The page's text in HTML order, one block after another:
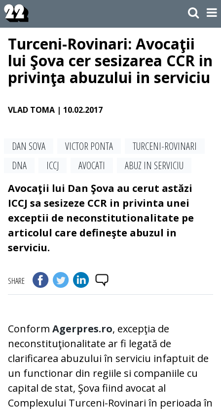
Turceni-Rovinari: Avocaţii
lui Şova cer sesizarea CCR in
privinţa abuzului in serviciu
VLAD TOMA | 10.02.2017
DAN SOVA VICTOR PONTA
TURCENI-ROVINARI
DNA
ICCJ AVOCATI
ABUZ IN SERVICIU
Avocaţii lui Dan Şova au cerut astăzi
ICCJ sa sesizeze CCR in privinta unei
exceptii de neconstitutionalitate pe
articolul care defineşte abuzul in
serviciu.
SHARE
Conform Agerpres.ro, excepţia de
neconstituţionalitate ar fi legată de
clarificarea abuzului în serviciu infaptuit de
un functionar din regiile si companiile cu
capital de stat, Şova fiind avocat al
Complexului Turceni-Rovinari în perioada în